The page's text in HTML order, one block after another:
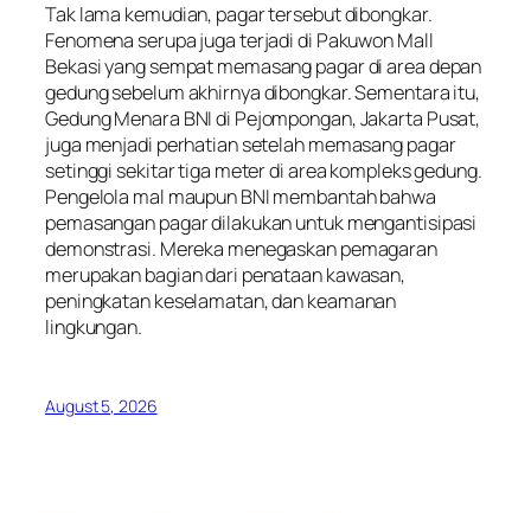
Tak lama kemudian, pagar tersebut dibongkar.
Fenomena serupa juga terjadi di Pakuwon Mall
Bekasi yang sempat memasang pagar di area depan
gedung sebelum akhirnya dibongkar. Sementara itu,
Gedung Menara BNI di Pejompongan, Jakarta Pusat,
juga menjadi perhatian setelah memasang pagar
setinggi sekitar tiga meter di area kompleks gedung.
Pengelola mal maupun BNI membantah bahwa
pemasangan pagar dilakukan untuk mengantisipasi
demonstrasi. Mereka menegaskan pemagaran
merupakan bagian dari penataan kawasan,
peningkatan keselamatan, dan keamanan
lingkungan.
August 5, 2026